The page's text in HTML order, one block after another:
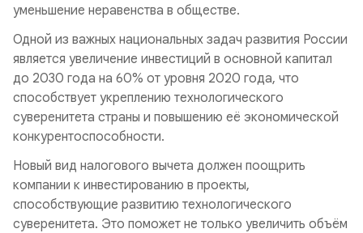
уменьшение неравенства в обществе.
Одной из важных национальных задач развития России
является увеличение инвестиций в основной капитал
до 2030 года на 60% от уровня 2020 года, что
способствует укреплению технологического
суверенитета страны и повышению её экономической
конкурентоспособности.
Новый вид налогового вычета должен поощрить
компании к инвестированию в проекты,
способствующие развитию технологического
суверенитета. Это поможет не только увеличить объём